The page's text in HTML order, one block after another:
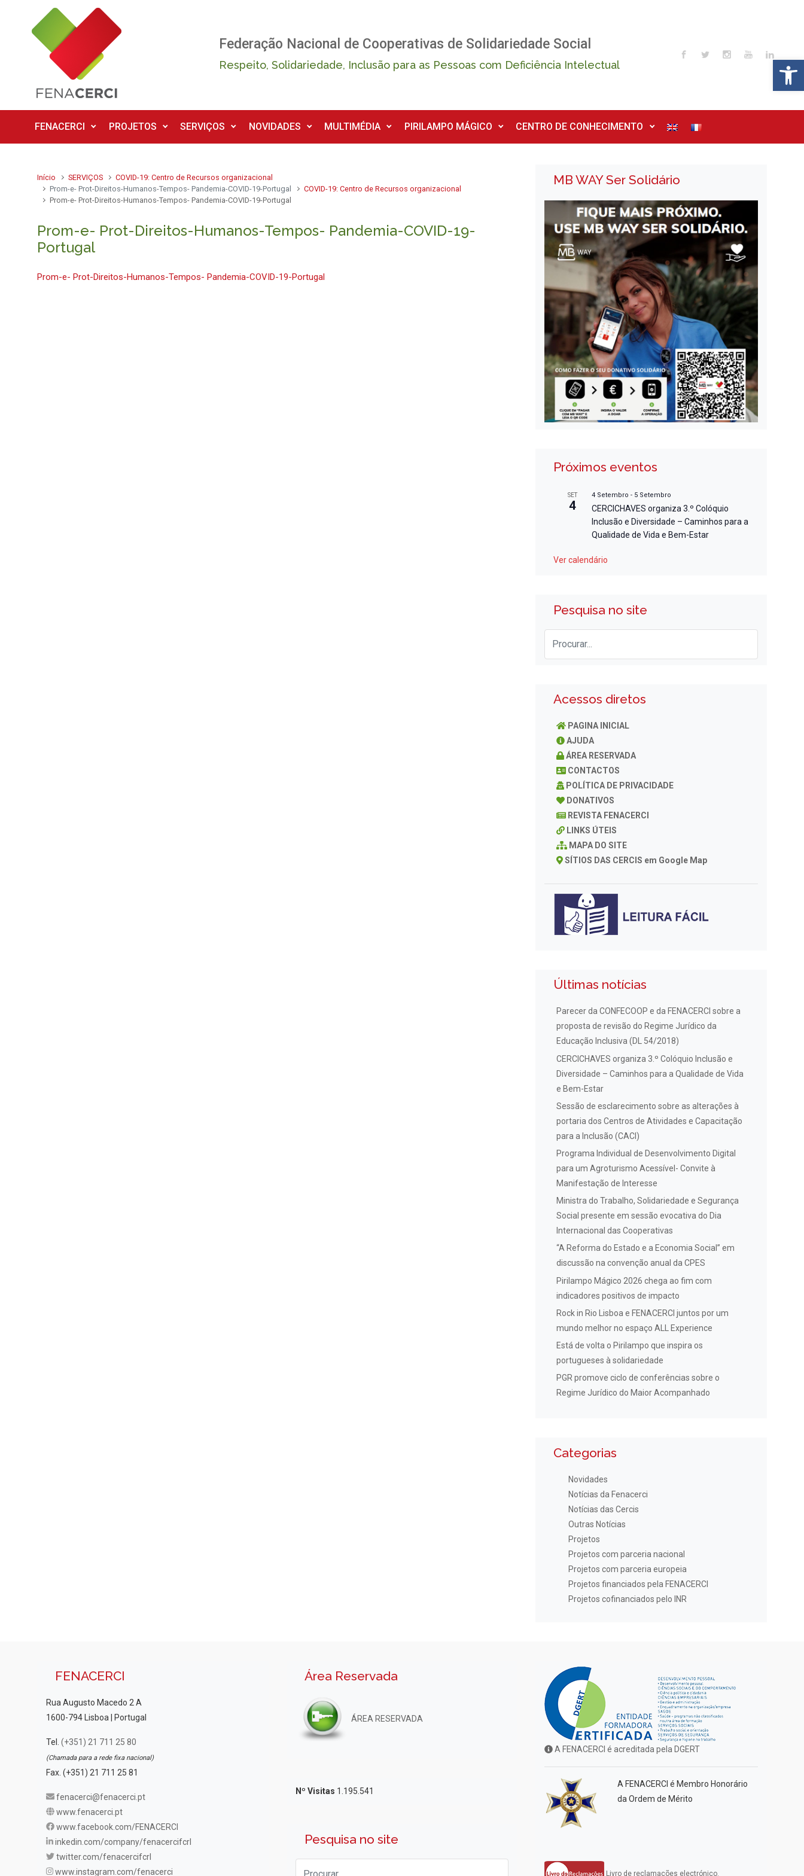
Skip to main content
Federação Nacional de Cooperativas de Solidariedade Social
Respeito, Solidariedade, Inclusão para as Pessoas com Deficiência Intelectual
FENACERCI PROJETOS SERVIÇOS NOVIDADES MULTIMÉDIA PIRILAMPO MÁGICO CENTRO DE CONHECIMENTO
Início SERVIÇOS
COVID-19: Centro de Recursos organizacional
Prom-e- Prot-Direitos-Humanos-Tempos- Pandemia-COVID-19-Portugal
COVID-19: Centro de Recursos organizacional
Prom-e- Prot-Direitos-Humanos-Tempos- Pandemia-COVID-19-Portugal
Prom-e- Prot-Direitos-Humanos-Tempos- Pandemia-COVID-19-
Portugal
Prom-e- Prot-Direitos-Humanos-Tempos- Pandemia-COVID-19-Portugal
MB WAY Ser Solidário
Próximos eventos
SET
4
4 Setembro - 5 Setembro
CERCICHAVES organiza 3.º Colóquio
Inclusão e Diversidade – Caminhos para a
Qualidade de Vida e Bem-Estar
Ver calendário
Pesquisa no site
Acessos diretos
PAGINA INICIAL
AJUDA
ÁREA RESERVADA
CONTACTOS
POLÍTICA DE PRIVACIDADE
DONATIVOS
REVISTA FENACERCI
LINKS ÚTEIS
MAPA DO SITE
SÍTIOS DAS CERCIS em Google Map
Últimas notícias
Parecer da CONFECOOP e da FENACERCI sobre a
proposta de revisão do Regime Jurídico da
Educação Inclusiva (DL 54/2018)
CERCICHAVES organiza 3.º Colóquio Inclusão e
Diversidade – Caminhos para a Qualidade de Vida
e Bem-Estar
Sessão de esclarecimento sobre as alterações à
portaria dos Centros de Atividades e Capacitação
para a Inclusão (CACI)
Programa Individual de Desenvolvimento Digital
para um Agroturismo Acessível- Convite à
Manifestação de Interesse
Ministra do Trabalho, Solidariedade e Segurança
Social presente em sessão evocativa do Dia
Internacional das Cooperativas
“A Reforma do Estado e a Economia Social” em
discussão na convenção anual da CPES
Pirilampo Mágico 2026 chega ao fim com
indicadores positivos de impacto
Rock in Rio Lisboa e FENACERCI juntos por um
mundo melhor no espaço ALL Experience
Está de volta o Pirilampo que inspira os
portugueses à solidariedade
PGR promove ciclo de conferências sobre o
Regime Jurídico do Maior Acompanhado
Categorias
Novidades
Notícias da Fenacerci
Notícias das Cercis
Outras Notícias
Projetos
Projetos com parceria nacional
Projetos com parceria europeia
Projetos financiados pela FENACERCI
Projetos cofinanciados pelo INR
FENACERCI
Rua Augusto Macedo 2 A
1600-794 Lisboa | Portugal
Tel. (+351) 21 711 25 80
(Chamada para a rede fixa nacional)
Fax. (+351) 21 711 25 81
fenacerci@fenacerci.pt
www.fenacerci.pt
www.facebook.com/FENACERCI
inkedin.com/company/fenacercifcrl
twitter.com/fenacercifcrl
www.instagram.com/fenacerci
Área Reservada
ÁREA RESERVADA
Nº Visitas 1.195.541
Pesquisa no site
A FENACERCI é acreditada pela DGERT
A FENACERCI é Membro Honorário
da Ordem de Mérito
Livro de reclamações electrónico.